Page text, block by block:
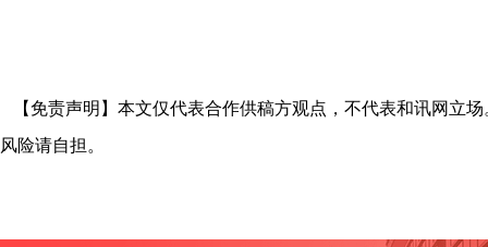
【免责声明】本文仅代表合作供稿方观点，不代表和讯网立
风险请自担。